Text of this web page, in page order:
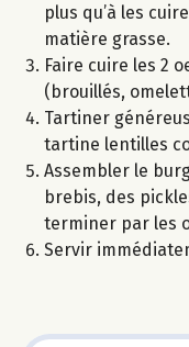
plus qu’à les
matière grasse.
Faire cuire les 2
(brouillés,
Tartiner
tartine lentilles
Assembler le
brebis, des
terminer par les
Servir